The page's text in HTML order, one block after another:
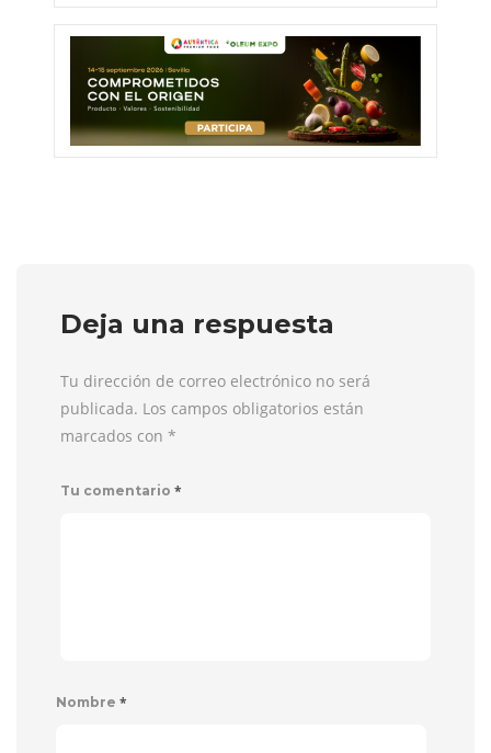
Deja una respuesta
Tu dirección de correo electrónico no será
publicada. Los campos obligatorios están
marcados con *
Tu comentario *
Nombre *